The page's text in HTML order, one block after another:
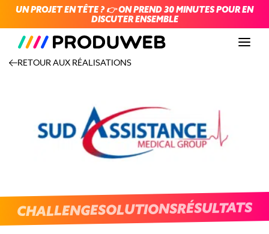
UN PROJET EN TÊTE ? 👉 ON PREND 30 MINUTES POUR EN
DISCUTER ENSEMBLE
RETOUR AUX RÉALISATIONS
CHALLENGESOLUTIONSRÉSULTATS